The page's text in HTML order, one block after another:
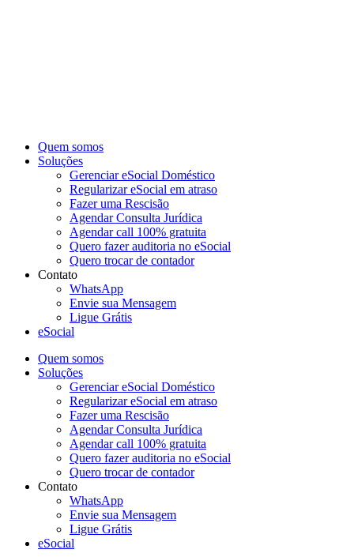
Quem somos
Soluções
Gerenciar eSocial Doméstico
Regularizar eSocial em atraso
Fazer uma Rescisão
Agendar Consulta Jurídica
Agendar call 100% gratuita
Quero fazer auditoria no eSocial
Quero trocar de contador
Contato
WhatsApp
Envie sua Mensagem
Ligue Grátis
eSocial
Quem somos
Soluções
Gerenciar eSocial Doméstico
Regularizar eSocial em atraso
Fazer uma Rescisão
Agendar Consulta Jurídica
Agendar call 100% gratuita
Quero fazer auditoria no eSocial
Quero trocar de contador
Contato
WhatsApp
Envie sua Mensagem
Ligue Grátis
eSocial